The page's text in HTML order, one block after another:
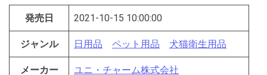
発売日 2021-10-15 10:00:00
ジャンル 日用品 ペット用品 犬猫衛生用品
メーカー ユニ・チャーム株式会社